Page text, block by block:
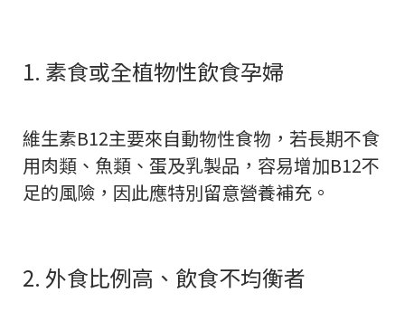
1. 素食或全植物性飲食孕婦
維生素B12主要來自動物性食物，若長期不食
用肉類、魚類、蛋及乳製品，容易增加B12不
足的風險，因此應特別留意營養補充。
2. 外食比例高、飲食不均衡者